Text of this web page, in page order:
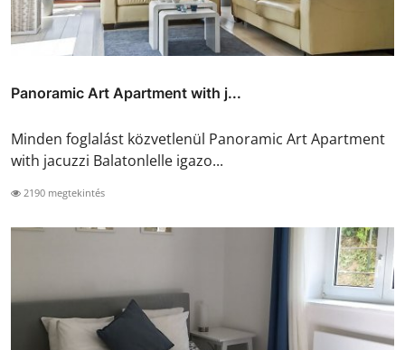
Panoramic Art Apartment with j...
Minden foglalást közvetlenül Panoramic Art Apartment
with jacuzzi Balatonlelle igazo...
2190 megtekintés